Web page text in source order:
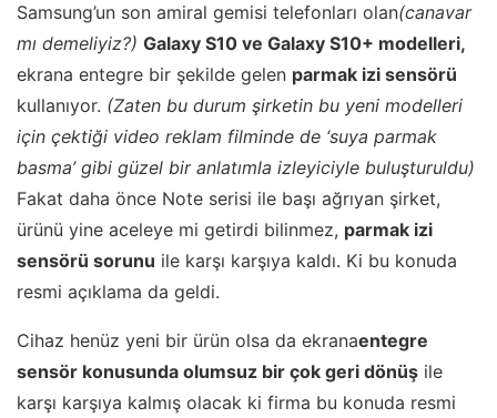
Samsung’un son amiral gemisi telefonları olan(canavar
mı demeliyiz?) Galaxy S10 ve Galaxy S10+ modelleri,
ekrana entegre bir şekilde gelen parmak izi sensörü
kullanıyor. (Zaten bu durum şirketin bu yeni modelleri
için çektiği video reklam filminde de ‘suya parmak
basma’ gibi güzel bir anlatımla izleyiciyle buluşturuldu)
Fakat daha önce Note serisi ile başı ağrıyan şirket,
ürünü yine aceleye mi getirdi bilinmez, parmak izi
sensörü sorunu ile karşı karşıya kaldı. Ki bu konuda
resmi açıklama da geldi.
Cihaz henüz yeni bir ürün olsa da ekranaentegre
sensör konusunda olumsuz bir çok geri dönüş ile
karşı karşıya kalmış olacak ki firma bu konuda resmi